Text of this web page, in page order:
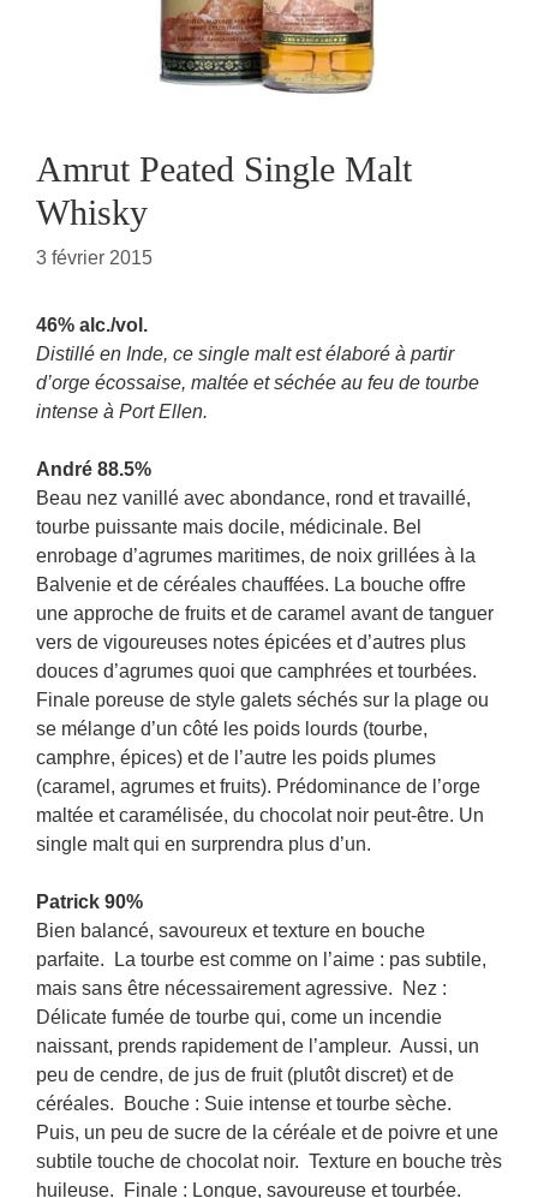
Amrut Peated Single Malt
Whisky
3 février 2015
46% alc./vol.
Distillé en Inde, ce single malt est élaboré à partir
d’orge écossaise, maltée et séchée au feu de tourbe
intense à Port Ellen.
André 88.5%
Beau nez vanillé avec abondance, rond et travaillé,
tourbe puissante mais docile, médicinale. Bel
enrobage d’agrumes maritimes, de noix grillées à la
Balvenie et de céréales chauffées. La bouche offre
une approche de fruits et de caramel avant de tanguer
vers de vigoureuses notes épicées et d’autres plus
douces d’agrumes quoi que camphrées et tourbées.
Finale poreuse de style galets séchés sur la plage ou
se mélange d’un côté les poids lourds (tourbe,
camphre, épices) et de l’autre les poids plumes
(caramel, agrumes et fruits). Prédominance de l’orge
maltée et caramélisée, du chocolat noir peut-être. Un
single malt qui en surprendra plus d’un.
Patrick 90%
Bien balancé, savoureux et texture en bouche
parfaite. La tourbe est comme on l’aime : pas subtile,
mais sans être nécessairement agressive. Nez :
Délicate fumée de tourbe qui, come un incendie
naissant, prends rapidement de l’ampleur. Aussi, un
peu de cendre, de jus de fruit (plutôt discret) et de
céréales. Bouche : Suie intense et tourbe sèche.
Puis, un peu de sucre de la céréale et de poivre et une
subtile touche de chocolat noir. Texture en bouche très
huileuse. Finale : Longue, savoureuse et tourbée.